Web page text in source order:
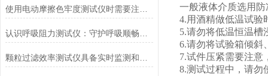
一般液体介质选用
4.用酒精做低温试验
5.请勿将低温恒温槽
6.请勿将试验箱倾斜
7.试件压紧需要注意
8.测试过程中，请勿